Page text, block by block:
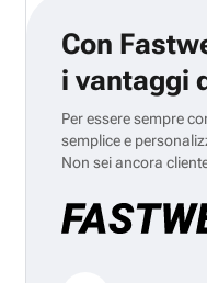
Con
i vantaggi
Per essere sempre
semplice e
Non sei ancora